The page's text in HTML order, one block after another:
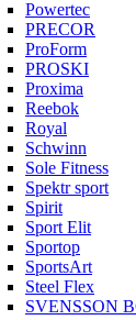
Powertec
PRECOR
ProForm
PROSKI
Proxima
Reebok
Royal
Schwinn
Sole Fitness
Spektr sport
Spirit
Sport Elit
Sportop
SportsArt
Steel Flex
SVENSSON